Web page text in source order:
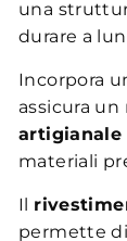
una
durare a
Incorpora
assicura
artigianale
materiali
Il
permette